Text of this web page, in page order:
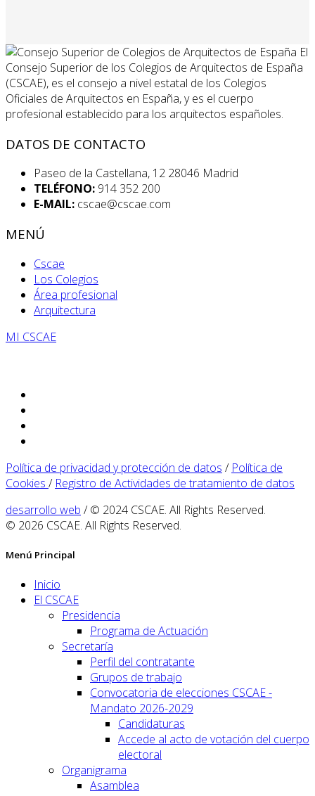
El
Consejo Superior de los Colegios de Arquitectos de España
(CSCAE), es el consejo a nivel estatal de los Colegios
Oficiales de Arquitectos en España, y es el cuerpo
profesional establecido para los arquitectos españoles.
DATOS DE CONTACTO
Paseo de la Castellana, 12 28046 Madrid
TELÉFONO: 914 352 200
E-MAIL: cscae@cscae.com
MENÚ
Cscae
Los Colegios
Área profesional
Arquitectura
MI CSCAE
Política de privacidad y protección de datos / Política de
Cookies / Registro de Actividades de tratamiento de datos
desarrollo web / © 2024 CSCAE. All Rights Reserved.
© 2026 CSCAE. All Rights Reserved.
Menú Principal
Inicio
El CSCAE
Presidencia
Programa de Actuación
Secretaría
Perfil del contratante
Grupos de trabajo
Convocatoria de elecciones CSCAE -
Mandato 2026-2029
Candidaturas
Accede al acto de votación del cuerpo
electoral
Organigrama
Asamblea